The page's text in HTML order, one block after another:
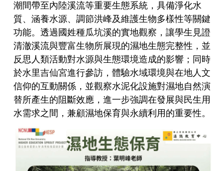
潮間帶至內陸溪流等重要生態系統，具備淨化水
質、涵養水源、調節洪峰及維護生物多樣性等關鍵
功能。透過國姓種瓜坑溪的實地觀察，讓學生見證
清澈溪流與豐富生物所展現的濕地生態完整性，並
反思人類活動對水源與生態環境造成的影響；同時
於水里吉仙宮進行參訪，體驗水域環境與在地人文
信仰的互動關係，並觀察水泥化設施對濕地自然演
替所產生的阻斷效應，進一步強調在發展與民生用
水需求之間，兼顧濕地保育與永續利用的重要性。